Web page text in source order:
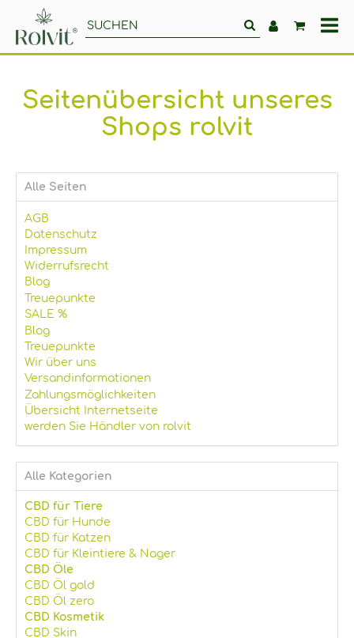
Seitenübersicht unseres
Shops rolvit
Alle Seiten
AGB
Datenschutz
Impressum
Widerrufsrecht
Blog
Treuepunkte
SALE %
Blog
Treuepunkte
Wir über uns
Versandinformationen
Zahlungsmöglichkeiten
Übersicht Internetseite
werden Sie Händler von rolvit
Alle Kategorien
CBD für Tiere
CBD für Hunde
CBD für Katzen
CBD für Kleintiere & Nager
CBD Öle
CBD Öl gold
CBD Öl zero
CBD Kosmetik
CBD Skin